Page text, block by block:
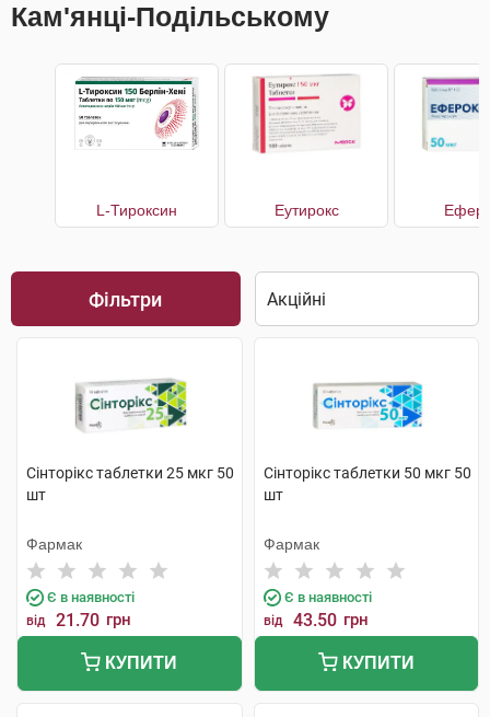
Кам'янці-Подільському
L-Тироксин Еутирокс
Фільтри
Сінторікс таблетки 25 мкг 50
шт
Фармак
Є в наявності
від 21.70 грн
КУПИТИ
Сінторікс таблетки 50 мкг 50
шт
Фармак
Є в наявності
від 43.50 грн
КУПИТИ